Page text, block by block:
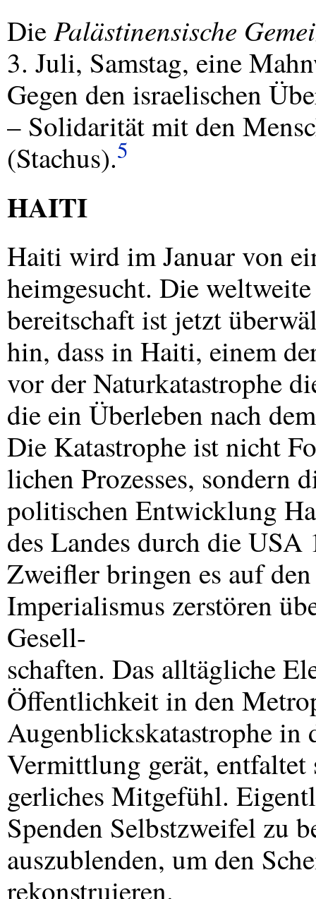
DiePalästinensische
3. Juli, Samstag, eine
Gegen den israelischen
– Solidarität mit den
(Stachus).5
HAITI
Haiti wird im Januar von
heimgesucht. Die
bereitschaft ist jetzt
hin, dass in Haiti, einem
vor der Naturkatastrophe
die ein Überleben nach
Die Katastrophe ist nicht
lichen Prozesses, sondern
politischen Entwicklung
des Landes durch dieUSA
Zweifler bringen es auf
Imperialismus zerstören
Gesell-
schaften. Das alltägliche
Öffentlichkeit in den
Augenblickskatastrophe in
Vermittlung gerät, entfaltet
gerliches Mitgefühl.
Spenden Selbstzweifel zu
auszublenden, um den
rekonstruieren.